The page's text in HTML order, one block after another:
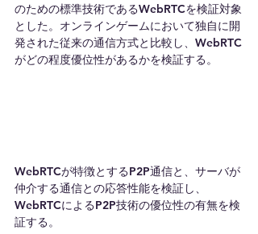
のための標準技術であるWebRTCを検証対象
とした。オンラインゲームにおいて独自に開
発された従来の通信方式と比較し、WebRTC
がどの程度優位性があるかを検証する。
WebRTCが特徴とするP2P通信と、サーバが
仲介する通信との応答性能を検証し、
WebRTCによるP2P技術の優位性の有無を検
証する。